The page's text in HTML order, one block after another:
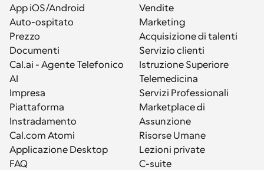
App iOS/Android
Auto-ospitato
Prezzo
Documenti
Cal.ai - Agente Telefonico
AI
Impresa
Piattaforma
Instradamento
Cal.com Atomi
Applicazione Desktop
FAQ
Vendite
Marketing
Acquisizione di talenti
Servizio clienti
Istruzione Superiore
Telemedicina
Servizi Professionali
Marketplace di
Assunzione
Risorse Umane
Lezioni private
C-suite